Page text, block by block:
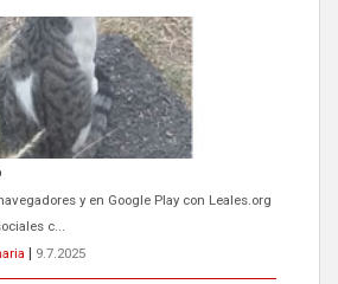
y en Google Play con Leales.org
c...
9.7.2025